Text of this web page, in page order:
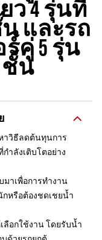
ว 4 รุ่นที่
และรถ
คู่ 5 รุ่น
ชั้น
าวิธีลดต้นทุนการ
ำลังเติบโตอย่าง
มาเพื่อการทำงาน
หรือต้องชดเชยน้ำ
ห้เลือกใช้งาน โดยรับน้ำ